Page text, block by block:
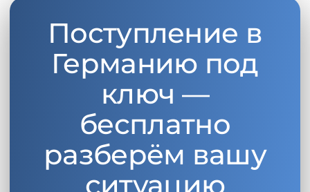
Поступление в
Германию под
ключ —
бесплатно
разберём вашу
ситуацию